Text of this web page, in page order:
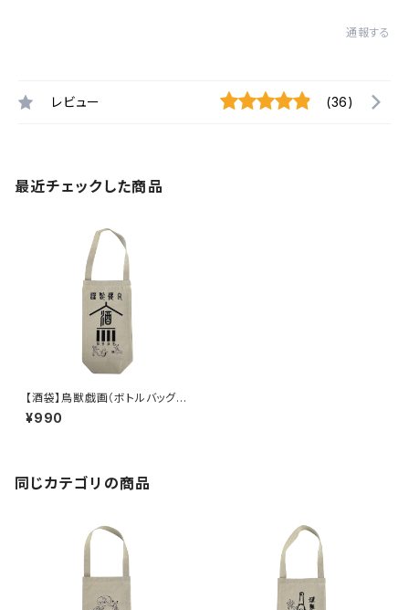
通報する
レビュー (36)
最近チェックした商品
【酒袋】鳥獣戯画（ボトルバッグ、
ワインバッグ、ラッピングバッグ）
SB-CG-1
¥990
同じカテゴリの商品